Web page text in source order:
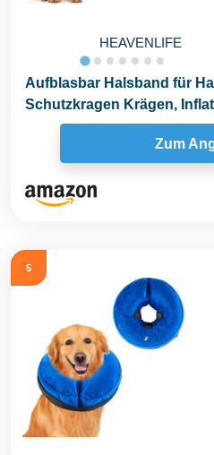
HEAVENLIFE
Aufblasbar Halsband für
Schutzkragen Krägen,
Zum
5